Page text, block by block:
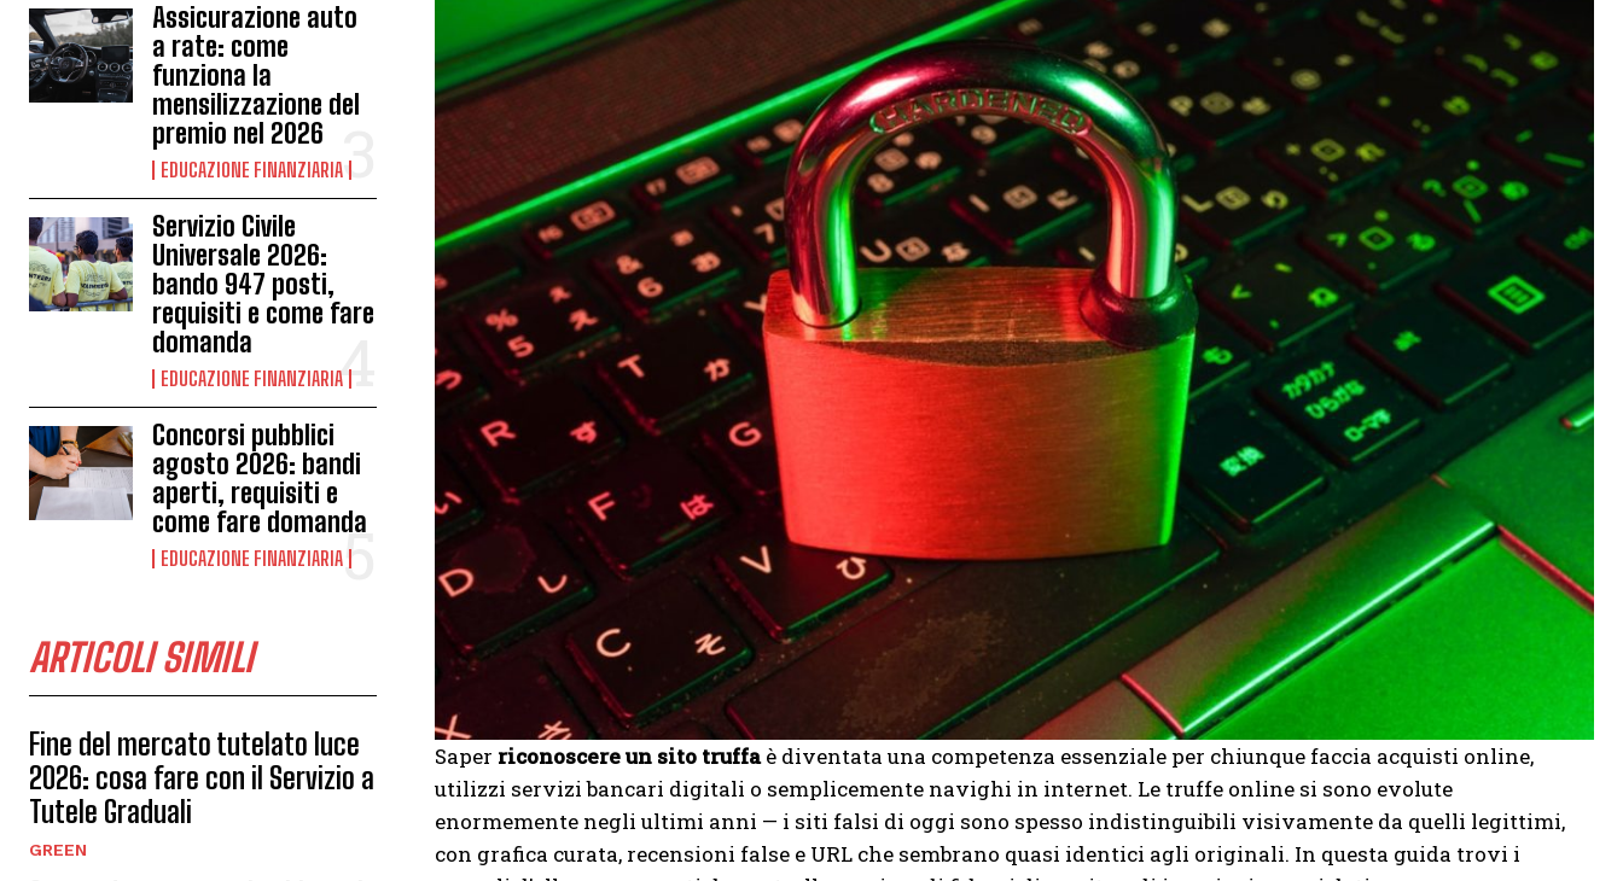
Assicurazione auto
a rate: come
funziona la
mensilizzazione del
premio nel 2026
EDUCAZIONE FINANZIARIA
Servizio Civile
Universale 2026:
bando 947 posti,
requisiti e come fare
domanda
EDUCAZIONE FINANZIARIA
Concorsi pubblici
agosto 2026: bandi
aperti, requisiti e
come fare domanda
EDUCAZIONE FINANZIARIA
ARTICOLI SIMILI
Fine del mercato tutelato luce
2026: cosa fare con il Servizio a
Tutele Graduali
GREEN
Saper riconoscere un sito truffaè diventata una competenza essenziale per chiunque faccia acquisti online,
utilizzi servizi bancari digitali o semplicemente navighi in internet. Le truffe online si sono evolute
enormemente negli ultimi anni — i siti falsi di oggi sono spesso indistinguibili visivamente da quelli legittimi,
con grafica curata, recensioni false e URL che sembrano quasi identici agli originali. In questa guida trovi i